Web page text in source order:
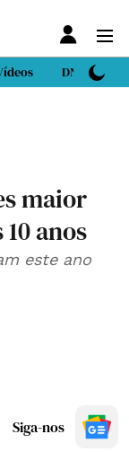
DN Sport
maior
anos
este ano
Siga-nos